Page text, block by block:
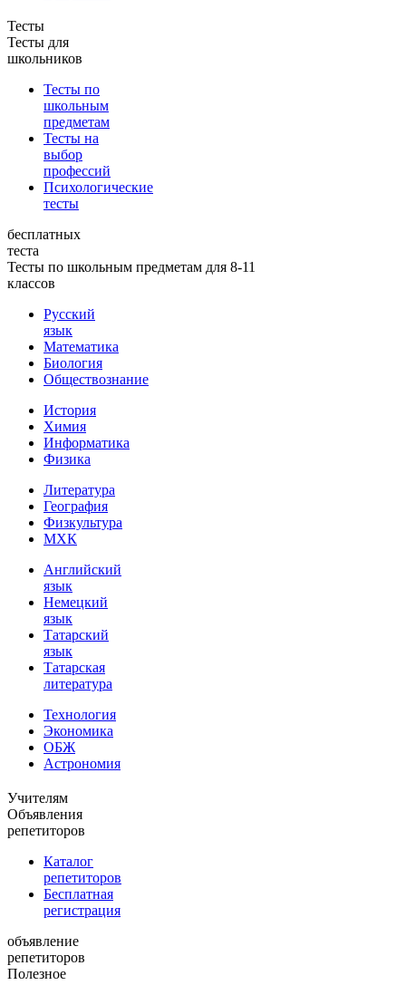
Тесты
Тесты для
школьников
Тесты по
школьным
предметам
Тесты на
выбор
профессий
Психологические
тесты
бесплатных
теста
Тесты по школьным предметам для 8-11
классов
Русский
язык
Математика
Биология
Обществознание
История
Химия
Информатика
Физика
Литература
География
Физкультура
МХК
Английский
язык
Немецкий
язык
Татарский
язык
Татарская
литература
Технология
Экономика
ОБЖ
Астрономия
Учителям
Объявления
репетиторов
Каталог
репетиторов
Бесплатная
регистрация
объявление
репетиторов
Полезное